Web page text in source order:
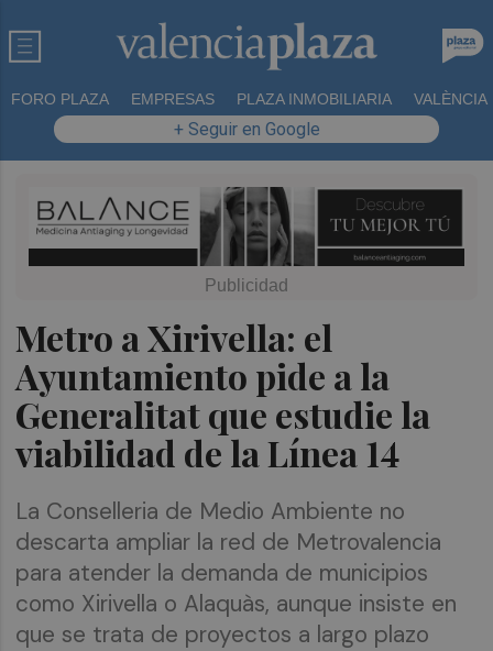
FORO PLAZA EMPRESAS PLAZA INMOBILIARIA VALÈNCIA
+ Seguir en Google
Metro a Xirivella: el
Ayuntamiento pide a la
Generalitat que estudie la
viabilidad de la Línea 14
La Conselleria de Medio Ambiente no
descarta ampliar la red de Metrovalencia
para atender la demanda de municipios
como Xirivella o Alaquàs, aunque insiste en
que se trata de proyectos a largo plazo